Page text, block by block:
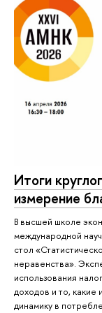
Итоги
измерение
В высшей школе
международной
стол
неравенства».
использования
доходов и то,
динамику в